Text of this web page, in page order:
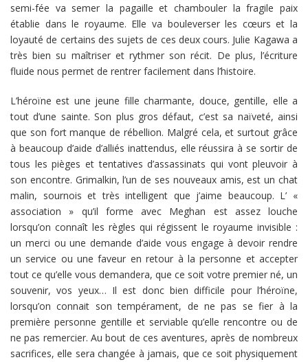
semi-fée va semer la pagaille et chambouler la fragile paix
établie dans le royaume. Elle va bouleverser les cœurs et la
loyauté de certains des sujets de ces deux cours. Julie Kagawa a
très bien su maîtriser et rythmer son récit. De plus, l’écriture
fluide nous permet de rentrer facilement dans l’histoire.
L’héroïne est une jeune fille charmante, douce, gentille, elle a
tout d’une sainte. Son plus gros défaut, c’est sa naïveté, ainsi
que son fort manque de rébellion. Malgré cela, et surtout grâce
à beaucoup d’aide d’alliés inattendus, elle réussira à se sortir de
tous les pièges et tentatives d’assassinats qui vont pleuvoir à
son encontre. Grimalkin, l’un de ses nouveaux amis, est un chat
malin, sournois et très intelligent que j’aime beaucoup. L’ «
association » qu’il forme avec Meghan est assez louche
lorsqu’on connaît les règles qui régissent le royaume invisible :
un merci ou une demande d’aide vous engage à devoir rendre
un service ou une faveur en retour à la personne et accepter
tout ce qu’elle vous demandera, que ce soit votre premier né, un
souvenir, vos yeux… Il est donc bien difficile pour l’héroïne,
lorsqu’on connait son tempérament, de ne pas se fier à la
première personne gentille et serviable qu’elle rencontre ou de
ne pas remercier. Au bout de ces aventures, après de nombreux
sacrifices, elle sera changée à jamais, que ce soit physiquement